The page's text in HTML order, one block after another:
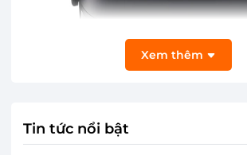
Xem thêm
Tin tức nổi bật